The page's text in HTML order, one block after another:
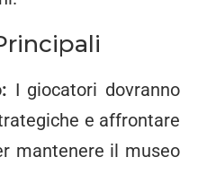
I giocatori dovranno
e affrontare
mantenere il museo